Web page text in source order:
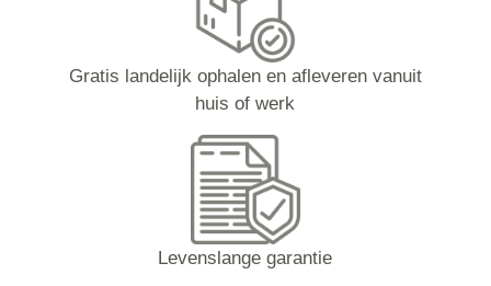
Gratis landelijk ophalen en afleveren vanuit
huis of werk
Levenslange garantie